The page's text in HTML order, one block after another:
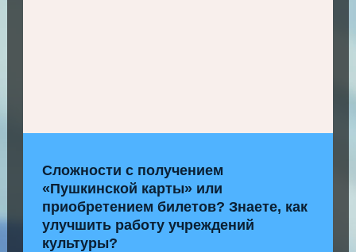
Сложности с получением
«Пушкинской карты» или
приобретением билетов? Знаете, как
улучшить работу учреждений
культуры?